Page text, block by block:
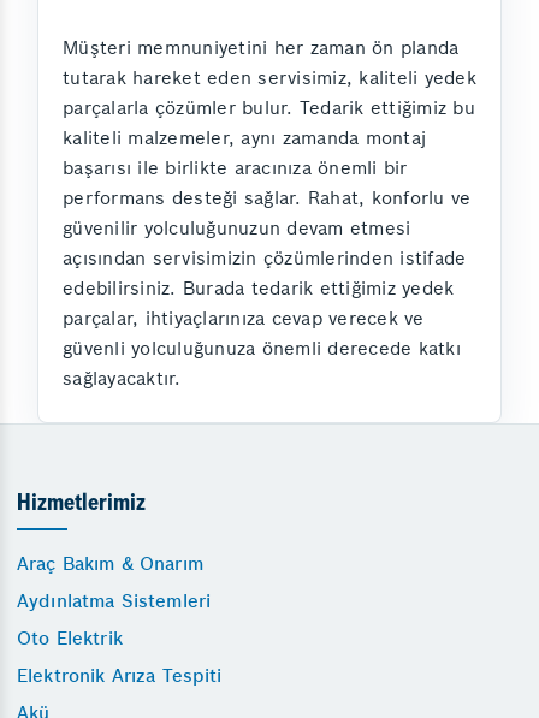
Müşteri memnuniyetini her zaman ön planda
tutarak hareket eden servisimiz, kaliteli yedek
parçalarla çözümler bulur. Tedarik ettiğimiz bu
kaliteli malzemeler, aynı zamanda montaj
başarısı ile birlikte aracınıza önemli bir
performans desteği sağlar. Rahat, konforlu ve
güvenilir yolculuğunuzun devam etmesi
açısından servisimizin çözümlerinden istifade
edebilirsiniz. Burada tedarik ettiğimiz yedek
parçalar, ihtiyaçlarınıza cevap verecek ve
güvenli yolculuğunuza önemli derecede katkı
sağlayacaktır.
Hizmetlerimiz
Araç Bakım & Onarım
Aydınlatma Sistemleri
Oto Elektrik
Elektronik Arıza Tespiti
Akü